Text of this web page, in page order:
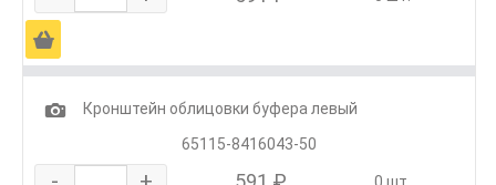
Ä
1
Кронштейн облицовки буфера левый
65115-8416043-50